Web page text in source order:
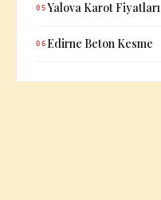
05 Yalova Karot Fiyatları
06 Edirne Beton Kesme